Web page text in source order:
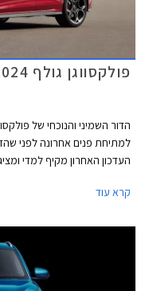
פולקסווגן גולף 2024 זוכה למתיחת פנים
למתיחת פנים אחרונה לפני
העדכון האחרון מקיף למדי
מוותרת על תיבת ההילוכים
קרא עוד